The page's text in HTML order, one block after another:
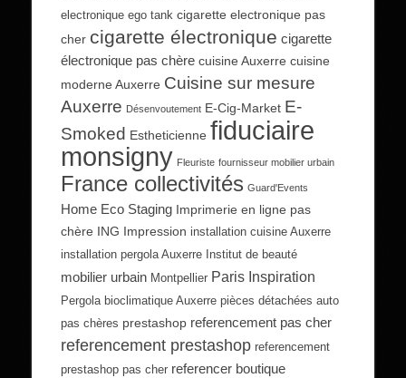
electronique ego tank cigarette electronique pas
cher cigarette électronique cigarette
électronique pas chère cuisine Auxerre cuisine
moderne Auxerre Cuisine sur mesure
Auxerre Désenvoutement E-Cig-Market E-
Smoked Estheticienne fiduciaire
monsigny Fleuriste fournisseur mobilier urbain
France collectivités Guard'Events
Home Eco Staging Imprimerie en ligne pas
chère ING Impression installation cuisine Auxerre
installation pergola Auxerre
Institut de beauté
mobilier urbain Montpellier Paris Inspiration
Pergola bioclimatique Auxerre pièces détachées auto
pas chères prestashop referencement pas cher
referencement prestashop referencement
prestashop pas cher referencer boutique